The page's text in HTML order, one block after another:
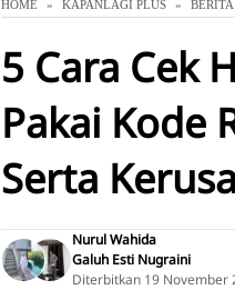
HOME KAPANLAGI PLUS BERITA
5 Cara Cek
Pakai Kode
Serta
Nurul Wahida
Galuh Esti Nugraini
Diterbitkan 19 November